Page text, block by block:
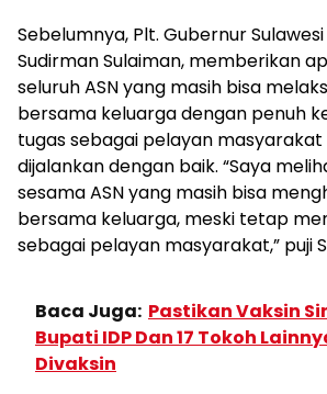
Sebelumnya, Plt. Gubernur
Sudirman Sulaiman, memberikan
seluruh ASN yang masih bisa
bersama keluarga dengan penuh
tugas sebagai pelayan
dijalankan dengan baik. “Saya
sesama ASN yang masih bisa
bersama keluarga, meski tetap
sebagai pelayan masyarakat,” puji
Baca Juga: Pastikan Vaksin
Bupati IDP Dan 17 Tokoh
Divaksin